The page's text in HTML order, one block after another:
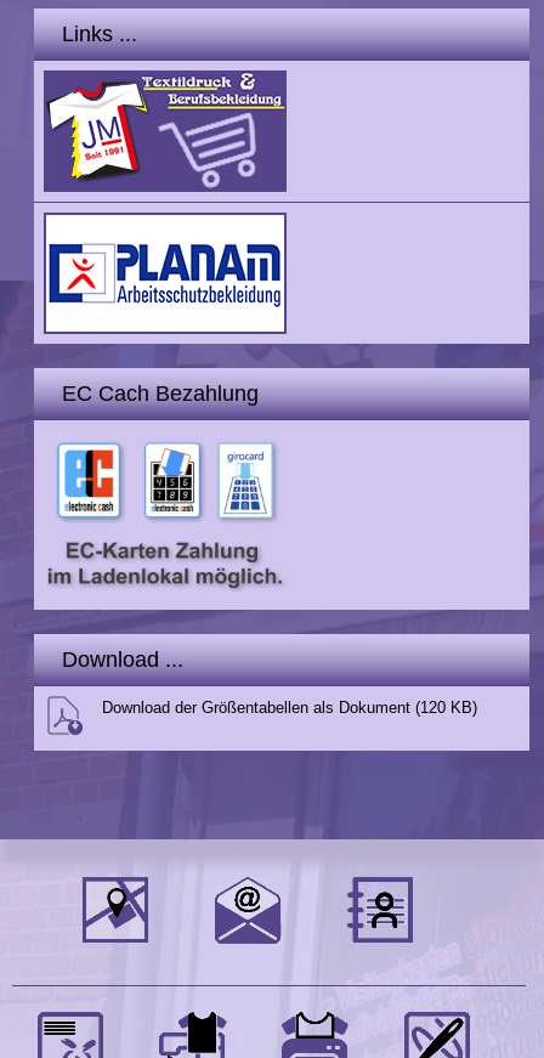
Links ...
EC Cach Bezahlung
Download ...
Download der Größentabellen als Dokument (120 KB)